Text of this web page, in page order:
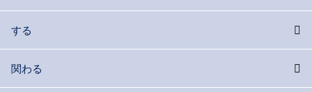
する
関わる